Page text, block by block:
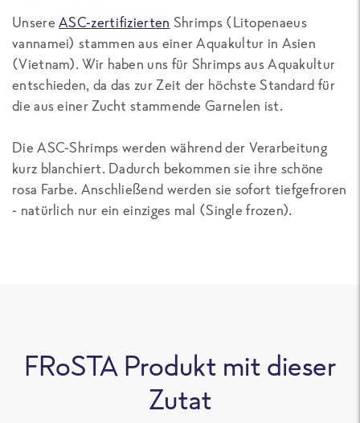
UnsereASC-zertifizierten Shrimps (Litopenaeus
vannamei) stammen aus einer Aquakultur in Asien
(Vietnam). Wir haben uns für Shrimps aus Aquakultur
entschieden, da das zur Zeit der höchste Standard für
die aus einer Zucht stammende Garnelen ist.
Die ASC-Shrimps werden während der Verarbeitung
kurz blanchiert. Dadurch bekommen sie ihre schöne
rosa Farbe. Anschließend werden sie sofort tiefgefroren
- natürlich nur ein einziges mal (Single frozen).
FRoSTA Produkt mit dieser
Zutat